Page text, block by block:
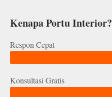
Kenapa Portu Interior?
Respon Cepat
Konsultasi Gratis